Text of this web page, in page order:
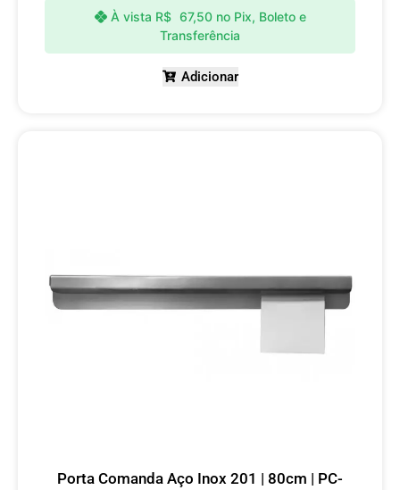
À vista R$ 67,50 no Pix, Boleto e
Transferência
Adicionar
Porta Comanda Aço Inox 201 | 80cm | PC-